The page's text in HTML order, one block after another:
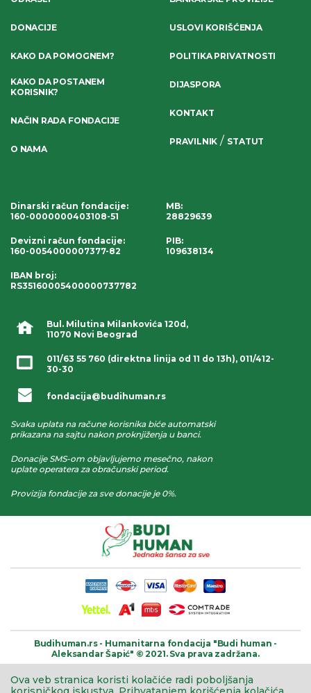
Bul. Milutina Milankovića 120d,
11070 Novi Beograd
011/63 55 760 (direktna linija od 11 do 13h), 011/412-
30-30
fondacija@budihuman.rs
Svaka uplata na račune korisnika biće automatski
prikazana na sajtu nakon proknjiženja u banci.
Donacije SMS-om objavljujemo mesečno, nakon
uplate operatera za obračunski period.
Provizija fondacije za sve donacije je 0%.
DONACIJE
KAKO DA POMOGNEM?
KAKO DA POSTANEM
KORISNIK?
NAČIN RADA FONDACIJE
O NAMA
USLOVI KORIŠĆENJA
POLITIKA PRIVATNOSTI
DIJASPORA
KONTAKT
PRAVILNIK / STATUT
Dinarski račun fondacije:
160-0000000403108-51
Devizni račun fondacije:
160-0054000007377-82
IBAN broj:
RS35160005400000737782
MB:
28829639
PIB:
109638134
Budihuman.rs - Humanitarna fondacija "Budi human -
Aleksandar Šapić" © 2021. Sva prava zadržana.
Ova veb stranica koristi kolačiće radi poboljšanja